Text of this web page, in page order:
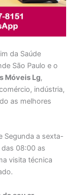
da Saúde
São Paulo e o
Móveis Lg,
indústria,
as melhores
Segunda a sexta-
08:00 as
visita técnica